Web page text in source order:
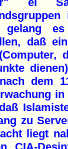
gelang
daß
dem
zu
liegt